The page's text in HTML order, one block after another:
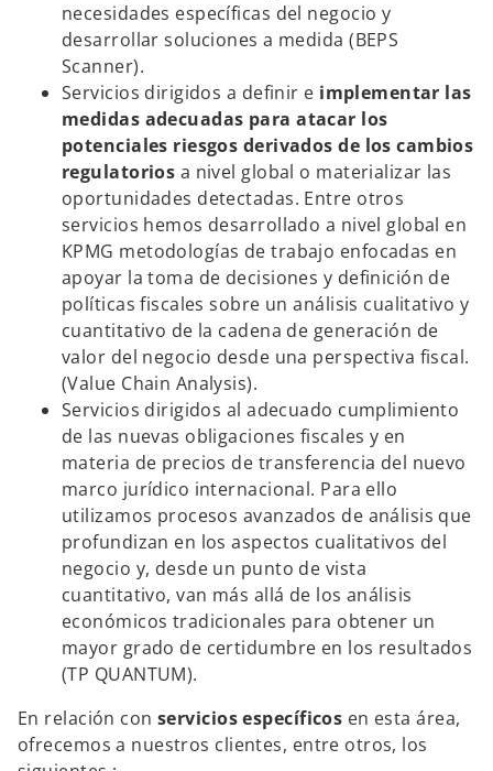
necesidades específicas del negocio y
desarrollar soluciones a medida (BEPS
Scanner).
Servicios dirigidos a definir e implementar las
medidas adecuadas para atacar los
potenciales riesgos derivados de los cambios
regulatorios a nivel global o materializar las
oportunidades detectadas. Entre otros
servicios hemos desarrollado a nivel global en
KPMG metodologías de trabajo enfocadas en
apoyar la toma de decisiones y definición de
políticas fiscales sobre un análisis cualitativo y
cuantitativo de la cadena de generación de
valor del negocio desde una perspectiva fiscal.
(Value Chain Analysis).
Servicios dirigidos al adecuado cumplimiento
de las nuevas obligaciones fiscales y en
materia de precios de transferencia del nuevo
marco jurídico internacional. Para ello
utilizamos procesos avanzados de análisis que
profundizan en los aspectos cualitativos del
negocio y, desde un punto de vista
cuantitativo, van más allá de los análisis
económicos tradicionales para obtener un
mayor grado de certidumbre en los resultados
(TP QUANTUM).
En relación conservicios específicos en esta área,
ofrecemos a nuestros clientes, entre otros, los